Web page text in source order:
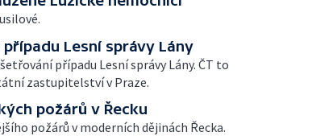
Lesní správy Lány
případu Lesní správy Lány. ČT to
zastupitelství v Praze.
požárů v Řecku
požárů v moderních dějinách Řecka.